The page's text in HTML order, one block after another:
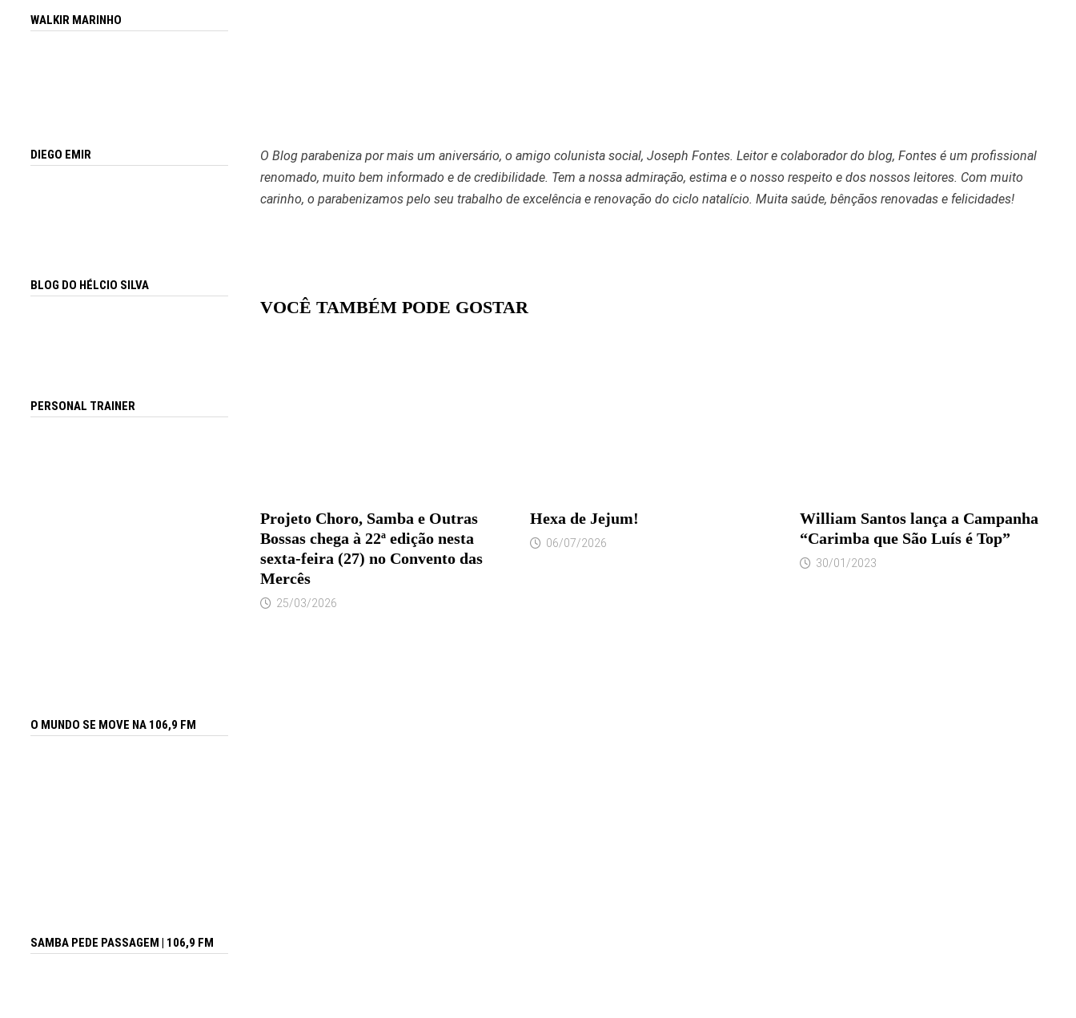
O Blog parabeniza por mais um aniversário, o amigo colunista social, Joseph Fontes. Leitor e colaborador do blog, Fontes é um profissional
renomado, muito bem informado e de credibilidade. Tem a nossa admiração, estima e o nosso respeito e dos nossos leitores. Com muito
carinho, o parabenizamos pelo seu trabalho de excelência e renovação do ciclo natalício. Muita saúde, bênçãos renovadas e felicidades!
VOCÊ TAMBÉM PODE GOSTAR
Projeto Choro, Samba e Outras
Bossas chega à 22ª edição nesta
sexta-feira (27) no Convento das
Mercês
25/03/2026
Hexa de Jejum!
06/07/2026
William Santos lança a Campanha
“Carimba que São Luís é Top”
30/01/2023
WALKIR MARINHO
DIEGO EMIR
BLOG DO HÉLCIO SILVA
PERSONAL TRAINER
O MUNDO SE MOVE NA 106,9 FM
SAMBA PEDE PASSAGEM | 106,9 FM